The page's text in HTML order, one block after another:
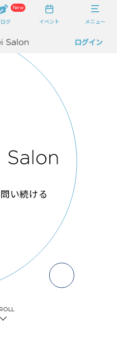
New
ログ イベント メニュー
ログイン
い続ける